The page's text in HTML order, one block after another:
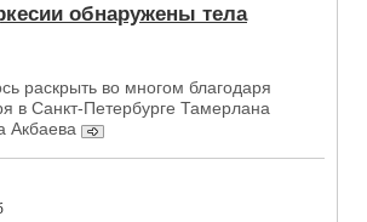
обнаружены тела
раскрыть во многом благодаря
в Санкт-Петербурге Тамерлана
Акбаева